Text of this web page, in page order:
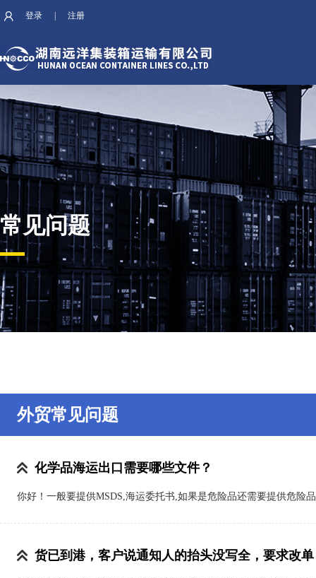
登录 注册
常见问题
外贸常见问题
化学品海运出口需要哪些文件？
你好！一般要提供MSDS,海运委托书,如果是危险品还需要提供危险
货已到港，客户说通知人的抬头没写全，要求改